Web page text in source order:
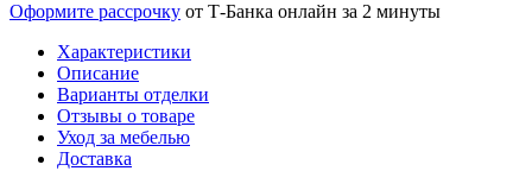
Оформите рассрочку от Т-Банка онлайн за 2 минуты
Характеристики
Описание
Варианты отделки
Отзывы о товаре
Уход за мебелью
Доставка